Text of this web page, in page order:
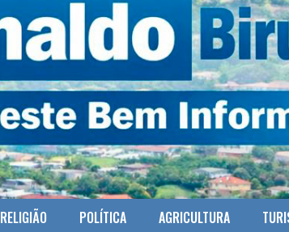
RELIGIÃO POLÍTICA AGRICULTURA